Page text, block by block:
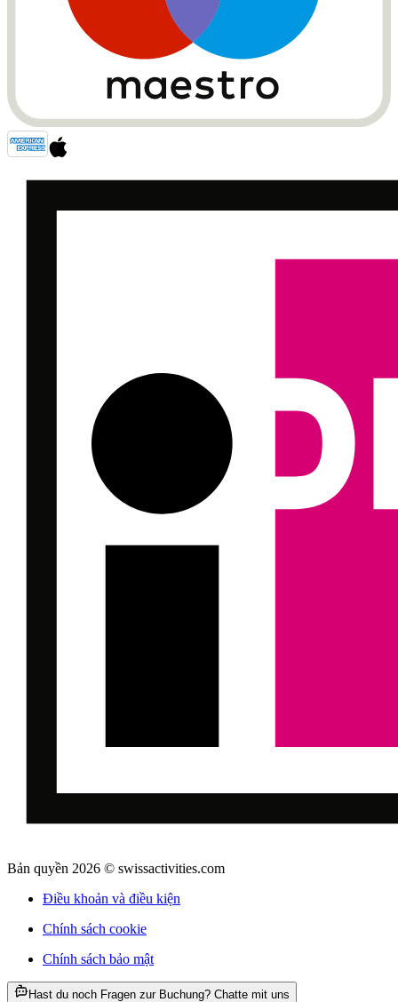
Bản quyền 2026 © swissactivities.com
Điều khoản và điều kiện
Chính sách cookie
Chính sách bảo mật
Hast du noch Fragen zur Buchung? Chatte mit uns